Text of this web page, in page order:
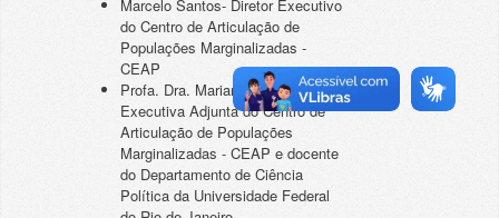
Marcelo Santos- Diretor Executivo
do Centro de Articulação de
Populações Marginalizadas -
CEAP
Profa. Dra. Mariana Gino- Diretora
Executiva Adjunta do Centro de
Articulação de Populações
Marginalizadas - CEAP e docente
do Departamento de Ciência
Política da Universidade Federal